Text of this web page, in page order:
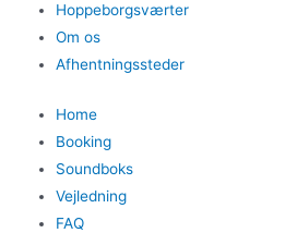
Hoppeborgsværter
Om os
Afhentningssteder
Home
Booking
Soundboks
Vejledning
FAQ